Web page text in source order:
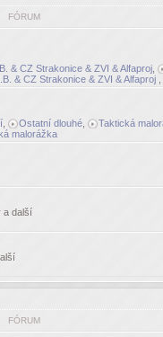
FÓRUM
& CZ Strakonice & ZVI & Alfaproj
& CZ Strakonice & ZVI & Alfaproj,
Ostatní dlouhé Taktická
malorážka
a další
FÓRUM